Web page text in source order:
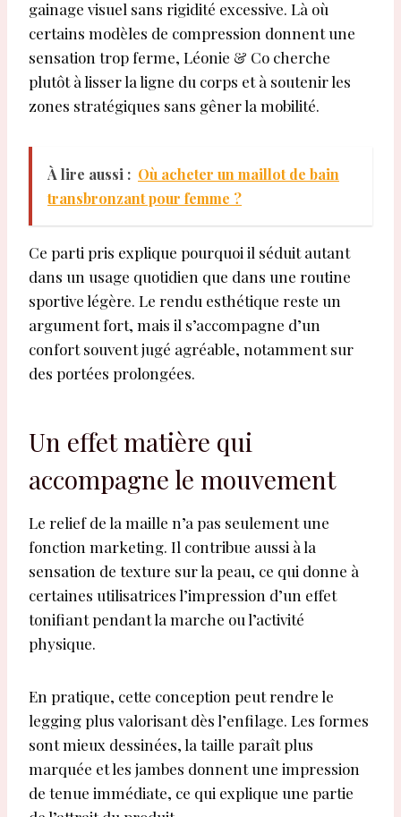
gainage visuel sans rigidité excessive. Là où
certains modèles de compression donnent une
sensation trop ferme, Léonie & Co cherche
plutôt à lisser la ligne du corps et à soutenir les
zones stratégiques sans gêner la mobilité.
À lire aussi : Où acheter un maillot de bain
transbronzant pour femme ?
Ce parti pris explique pourquoi il séduit autant
dans un usage quotidien que dans une routine
sportive légère. Le rendu esthétique reste un
argument fort, mais il s’accompagne d’un
confort souvent jugé agréable, notamment sur
des portées prolongées.
Un effet matière qui
accompagne le mouvement
Le relief de la maille n’a pas seulement une
fonction marketing. Il contribue aussi à la
sensation de texture sur la peau, ce qui donne à
certaines utilisatrices l’impression d’un effet
tonifiant pendant la marche ou l’activité
physique.
En pratique, cette conception peut rendre le
legging plus valorisant dès l’enfilage. Les formes
sont mieux dessinées, la taille paraît plus
marquée et les jambes donnent une impression
de tenue immédiate, ce qui explique une partie